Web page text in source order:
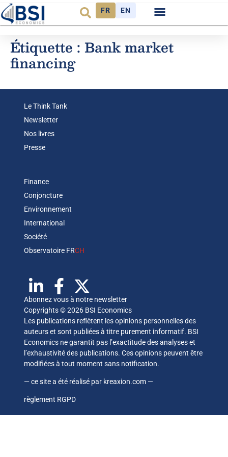
FR EN
Étiquette : Bank market
financing
Le Think Tank
Newsletter
Nos livres
Presse
Finance
Conjoncture
Environnement
International
Société
Observatoire FRCH
Abonnez vous à notre newsletter
Copyrights © 2026 BSI Economics
Les publications reflètent les opinions personnelles des
auteurs et sont publiées à titre purement informatif. BSI
Economics ne garantit pas l’exactitude des analyses et
l’exhaustivité des publications. Ces opinions peuvent être
modifiées à tout moment sans notification.
— ce site a été réalisé par kreaxion.com —
règlement RGPD